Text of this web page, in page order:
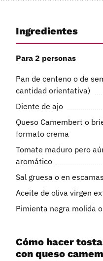
Ingredientes
Para 2 personas
Pan de centeno o de
cantidad orientativa)
Diente de ajo
Queso Camembert o
formato crema
Tomate maduro pero
aromático
Sal gruesa o en escamas
Aceite de oliva virgen
Pimienta negra molida
Cómo hacer
con queso